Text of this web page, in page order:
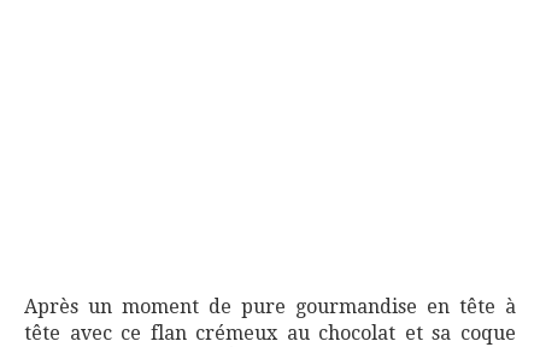
Après un moment de pure gourmandise en tête à
tête avec ce flan crémeux au chocolat et sa coque